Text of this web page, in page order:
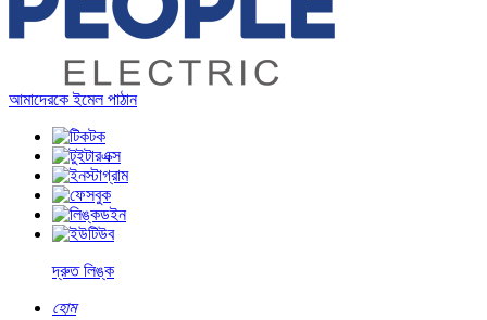
আমাদেরকে ইমেল পাঠান
দ্রুত লিঙ্ক
হোম